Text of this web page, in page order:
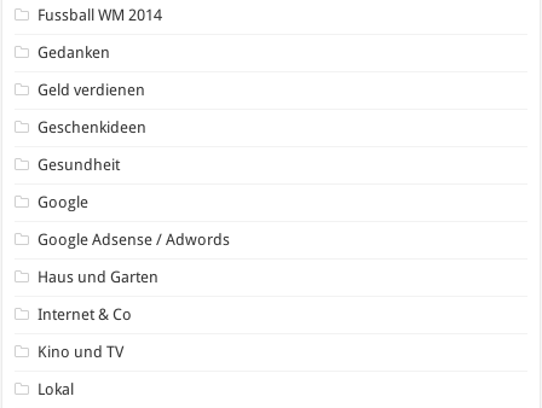
Fussball WM 2014
Gedanken
Geld verdienen
Geschenkideen
Gesundheit
Google
Google Adsense / Adwords
Haus und Garten
Internet & Co
Kino und TV
Lokal